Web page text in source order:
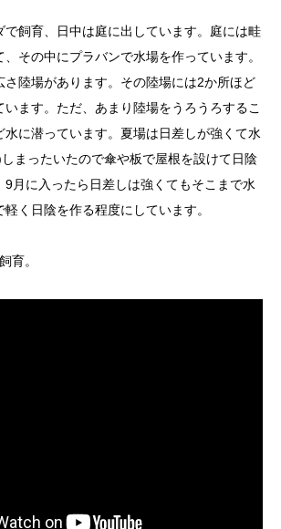
で飼育、日中は庭に出しています。庭には畦
その中にプラバンで水場を作っています。
さ陸場があります。その陸場には2か所ほど
います。ただ、あまり陸場をうろうろするこ
水に潜っています。夏場は日差しが強くて水
まったいたので傘や板で屋根を設けて日陰
9月に入ったら日差しは強くてもそこまで水
く日陰を作る程度にしています。
育。